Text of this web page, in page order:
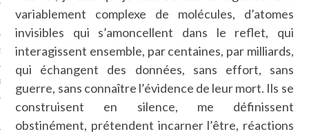
variablement complexe de molécules, d’atomes
invisibles qui s’amoncellent dans le reflet, qui
interagissent ensemble, par centaines, par milliards,
qui échangent des données, sans effort, sans
guerre, sans connaître l’évidence de leur mort. Ils se
construisent en silence, me définissent
obstinément, prétendent incarner l’être, réactions